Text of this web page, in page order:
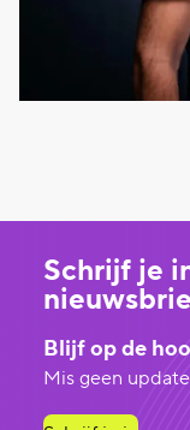
Schrijf je
Blijf op de
Mis geen